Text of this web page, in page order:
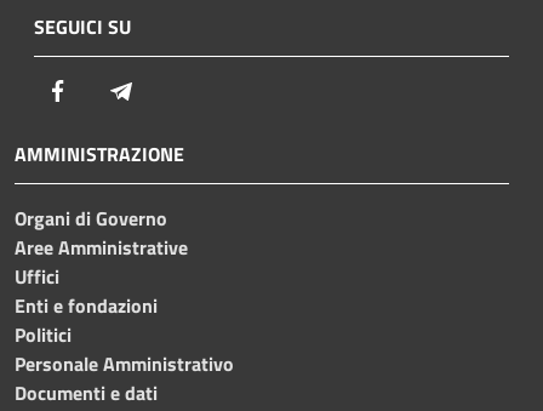
SEGUICI SU
Facebook
AMMINISTRAZIONE
Organi di Governo
Aree Amministrative
Uffici
Enti e fondazioni
Politici
Personale Amministrativo
Documenti e dati